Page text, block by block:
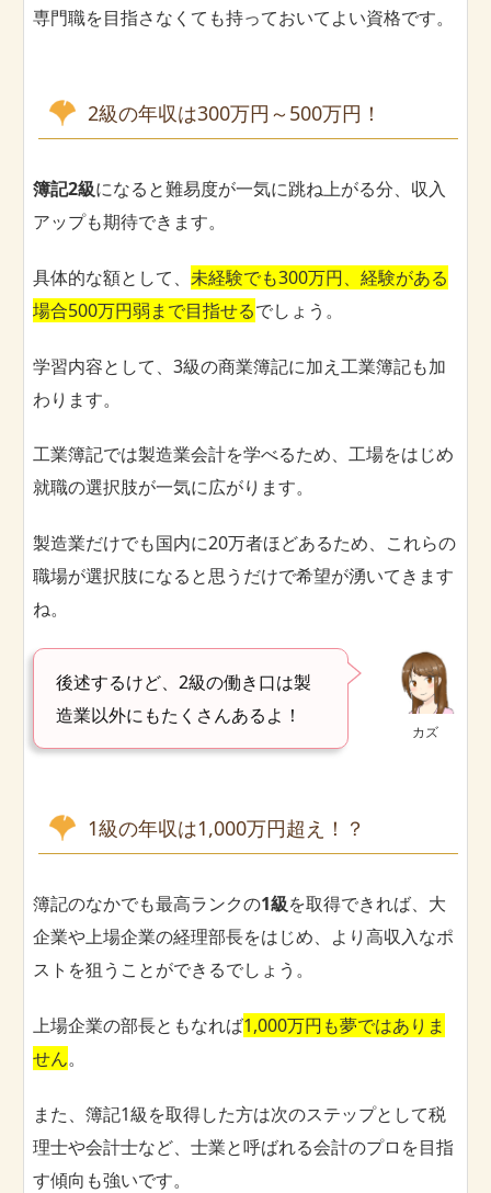
専門職を目指さなくても持っておいてよい資格です。
2級の年収は300万円～500万円！
簿記2級になると難易度が一気に跳ね上がる分、収入
アップも期待できます。
具体的な額として、 未経験でも300万円、経験がある
場合500万円弱まで目指せるでしょう。
学習内容として、3級の商業簿記に加え工業簿記も加
わります。
工業簿記では製造業会計を学べるため、工場をはじめ
就職の選択肢が一気に広がります。
製造業だけでも国内に20万者ほどあるため、これらの
職場が選択肢になると思うだけで希望が湧いてきます
ね。
カズ
後述するけど、2級の働き口は製
造業以外にもたくさんあるよ！
1級の年収は1,000万円超え！？
簿記のなかでも最高ランクの1級を取得できれば、大
企業や上場企業の経理部長をはじめ、より高収入なポ
ストを狙うことができるでしょう。
上場企業の部長ともなれば1,000万円も夢ではありま
せん。
また、簿記1級を取得した方は次のステップとして税
理士や会計士など、士業と呼ばれる会計のプロを目指
す傾向も強いです。